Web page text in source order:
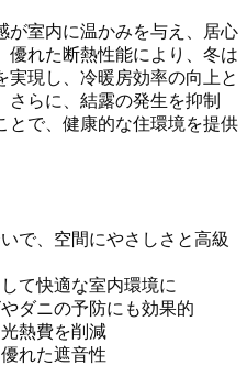
が室内に温かみを与え、居心
優れた断熱性能により、冬は
実現し、冷暖房効率の向上と
らに、結露の発生を抑制
とで、健康的な住環境を提供
で、空間にやさしさと高級
て快適な室内環境に
ダニの予防にも効果的
熱費を削減
れた遮音性